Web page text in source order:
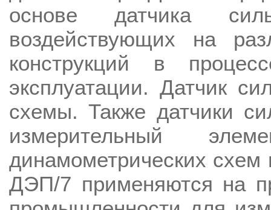
основе датчика
воздействующих на
конструкций в
эксплуатации. Датчик
схемы. Также датчики
измерительный
динамометрических
ДЭП/7 применяются на